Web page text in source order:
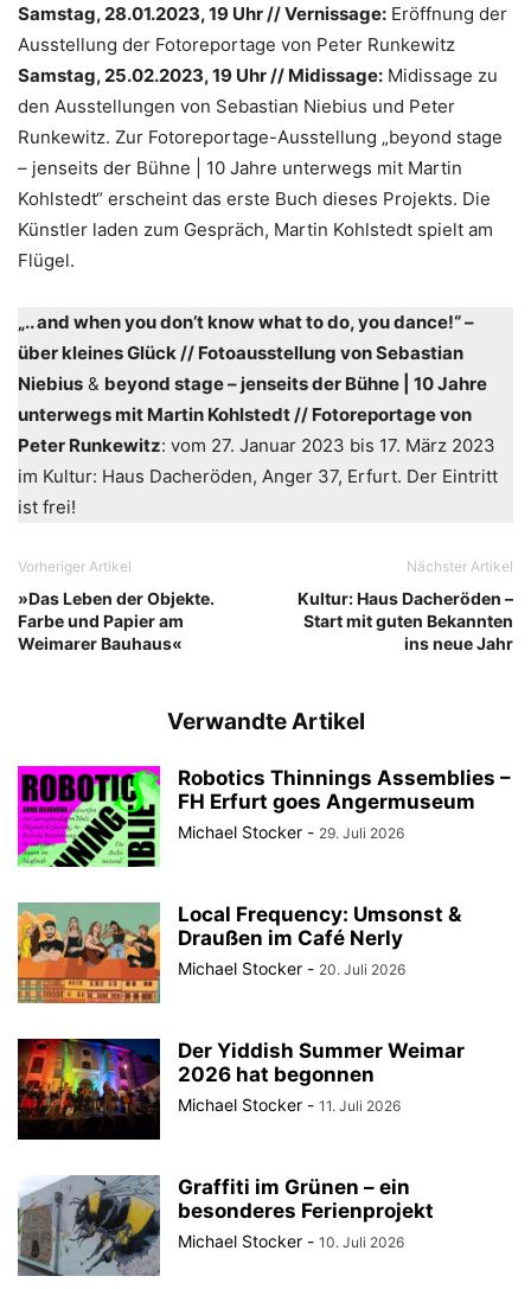
Samstag, 28.01.2023, 19 Uhr // Vernissage: Eröffnung der
Ausstellung der Fotoreportage von Peter Runkewitz
Samstag, 25.02.2023, 19 Uhr // Midissage: Midissage zu
den Ausstellungen von Sebastian Niebius und Peter
Runkewitz. Zur Fotoreportage-Ausstellung „beyond stage
– jenseits der Bühne | 10 Jahre unterwegs mit Martin
Kohlstedt“ erscheint das erste Buch dieses Projekts. Die
Künstler laden zum Gespräch, Martin Kohlstedt spielt am
Flügel.
„.. and when you don’t know what to do, you dance!“ –
über kleines Glück // Fotoausstellung von Sebastian
Niebius & beyond stage – jenseits der Bühne | 10 Jahre
unterwegs mit Martin Kohlstedt // Fotoreportage von
Peter Runkewitz: vom 27. Januar 2023 bis 17. März 2023
im Kultur: Haus Dacheröden, Anger 37, Erfurt. Der Eintritt
ist frei!
Vorheriger Artikel
»Das Leben der Objekte.
Farbe und Papier am
Weimarer Bauhaus«
Nächster Artikel
Kultur: Haus Dacheröden –
Start mit guten Bekannten
ins neue Jahr
Verwandte Artikel
Robotics Thinnings Assemblies –
FH Erfurt goes Angermuseum
Michael Stocker - 29. Juli 2026
Local Frequency: Umsonst &
Draußen im Café Nerly
Michael Stocker - 20. Juli 2026
Der Yiddish Summer Weimar
2026 hat begonnen
Michael Stocker - 11. Juli 2026
Graffiti im Grünen – ein
besonderes Ferienprojekt
Michael Stocker - 10. Juli 2026